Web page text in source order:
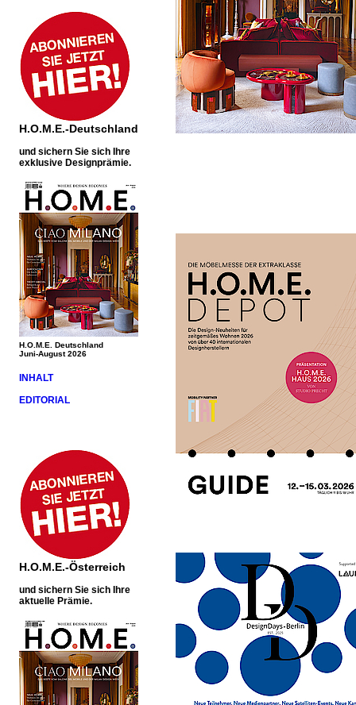
H.O.M.E.-Deutschland
und sichern Sie sich Ihre
exklusive Designprämie.
H.O.M.E. Deutschland
Juni-August 2026
INHALT
EDITORIAL
H.O.M.E.-Österreich
und sichern Sie sich Ihre
aktuelle Prämie.